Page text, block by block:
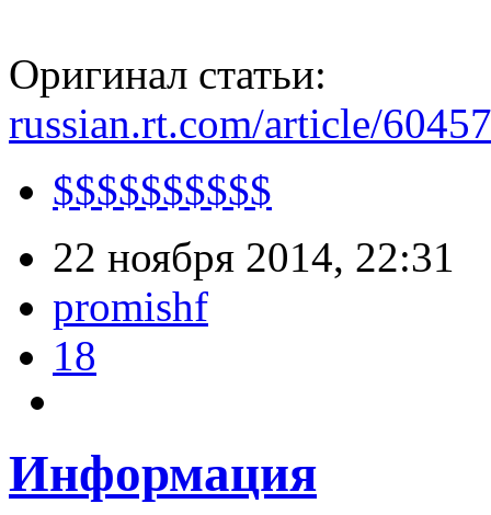
Оригинал статьи:
russian.rt.com/article/
$$$$$$$$$$
22 ноября 2014, 22:31
promishf
18
Информация